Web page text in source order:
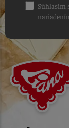
Súhlasím